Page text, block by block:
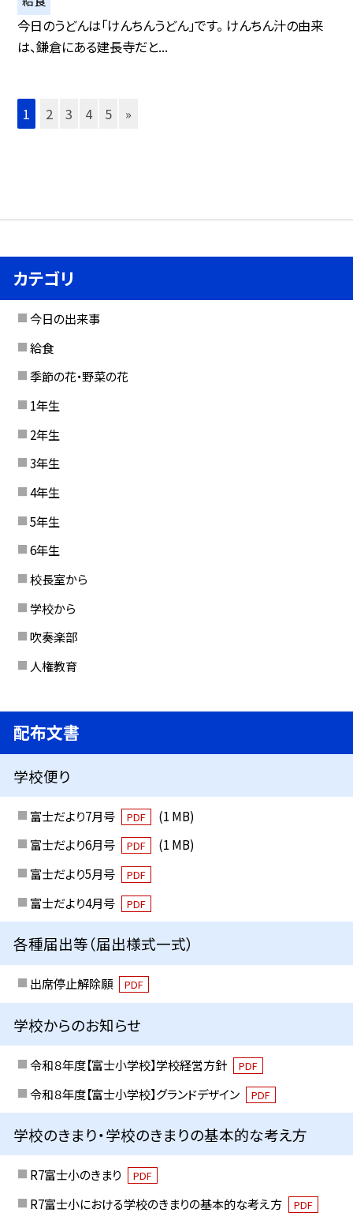
今日のうどんは「けんちんうどん」です。 けんちん汁の由来
は、鎌倉にある建長寺だと...
1 2 3 4 5 »
カテゴリ
今日の出来事
給食
季節の花・野菜の花
1年生
2年生
3年生
4年生
5年生
6年生
校長室から
学校から
吹奏楽部
人権教育
配布文書
学校便り
富士だより7月号 PDF
(1 MB)
富士だより6月号
PDF
(1 MB)
富士だより5月号
PDF
富士だより4月号 PDF
各種届出等（届出様式一式）
出席停止解除願 PDF
学校からのお知らせ
令和８年度【富士小学校】学校経営方針 PDF
令和８年度【富士小学校】グランドデザイン PDF
学校のきまり・学校のきまりの基本的な考え方
R7富士小のきまり PDF
R7富士小における学校のきまりの基本的な考え方 PDF